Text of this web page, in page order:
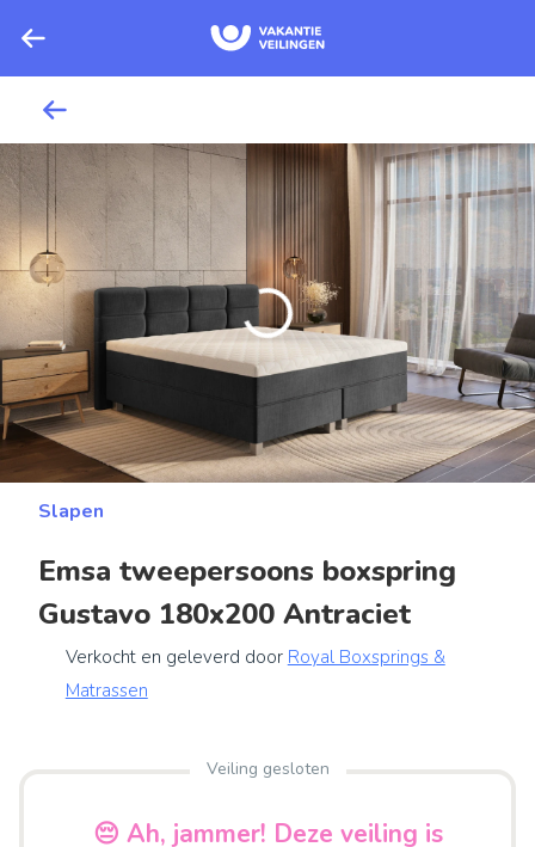
Slapen
Emsa tweepersoons boxspring
Gustavo 180x200 Antraciet
Verkocht en geleverd door Royal Boxsprings &
Matrassen
Veiling gesloten
😔 Ah, jammer! Deze veiling is